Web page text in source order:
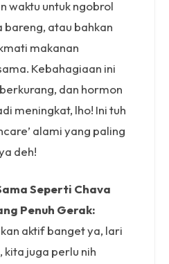
waktu untuk ngobrol
bareng, atau bahkan
makanan
Kebahagiaan ini
dan hormon
meningkat, lho! Ini tuh
alami yang paling
deh!
Seperti Chava
Penuh Gerak:
aktif banget ya, lari
kita juga perlu nih